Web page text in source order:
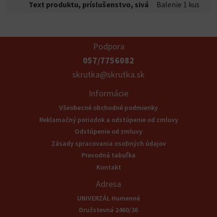
Text produktu, príslušenstvo, sivá
Balenie 1 kus
Podpora
057/7756082
skrutka@skrutka.sk
Informácie
Všeobecné obchodné podmienky
Reklamačný poriadok a odstúpenie od zmluvy
Odstúpenie od zmluvy
Zásady spracovania osobných údajov
Prevodná tabuľka
Kontakt
Adresa
UNIVERZÁL Humenné
Družstevná 2460/36